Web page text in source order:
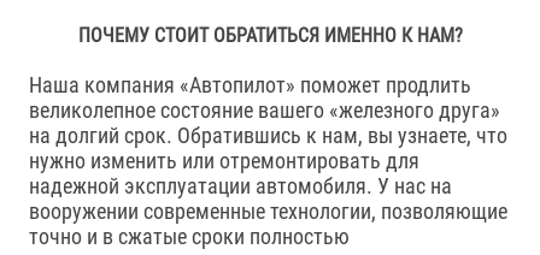
ПОЧЕМУ СТОИТ ОБРАТИТЬСЯ ИМЕННО К НАМ?
Наша компания «Автопилот» поможет продлить
великолепное состояние вашего «железного друга»
на долгий срок. Обратившись к нам, вы узнаете, что
нужно изменить или отремонтировать для
надежной эксплуатации автомобиля. У нас на
вооружении современные технологии, позволяющие
точно и в сжатые сроки полностью